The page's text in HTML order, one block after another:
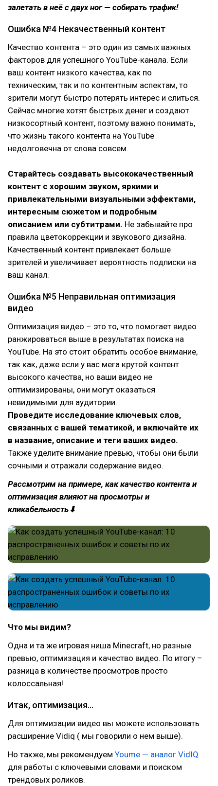
залетать в неё с двух ног — собирать трафик!
Ошибка №4 Некачественный контент
Качество контента – это один из самых важных
факторов для успешного YouTube-канала. Если
ваш контент низкого качества, как по
техническим, так и по контентным аспектам, то
зрители могут быстро потерять интерес и слиться.
Сейчас многие хотят быстрых денег и создают
низкосортный контент, поэтому важно понимать,
что жизнь такого контента на YouTube
недолговечна от слова совсем.
Старайтесь создавать высококачественный
контент с хорошим звуком, яркими и
привлекательными визуальными эффектами,
интересным сюжетом и подробным
описанием или субтитрами. Не забывайте про
правила цветокоррекции и звукового дизайна.
Качественный контент привлекает больше
зрителей и увеличивает вероятность подписки на
ваш канал.
Ошибка №5 Неправильная оптимизация
видео
Оптимизация видео – это то, что помогает видео
ранжироваться выше в результатах поиска на
YouTube. На это стоит обратить особое внимание,
так как, даже если у вас мега крутой контент
высокого качества, но ваши видео не
оптимизированы, они могут оказаться
невидимыми для аудитории.
Проведите исследование ключевых слов,
связанных с вашей тематикой, и включайте их
в название, описание и теги ваших видео.
Также уделите внимание превью, чтобы они были
сочными и отражали содержание видео.
Рассмотрим на примере, как качество контента и
оптимизация влияют на просмотры и
кликабельность⬇
Что мы видим?
Одна и та же игровая ниша Minecraft, но разные
превью, оптимизация и качество видео. По итогу –
разница в количестве просмотров просто
колоссальная!
Итак, оптимизация…
Для оптимизации видео вы можете использовать
расширение Vidiq ( мы говорили о нем выше).
Но также, мы рекомендуем Youme — аналог VidIQ
для работы с ключевыми словами и поиском
трендовых роликов.